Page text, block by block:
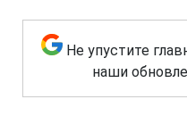
Не упустите
наши